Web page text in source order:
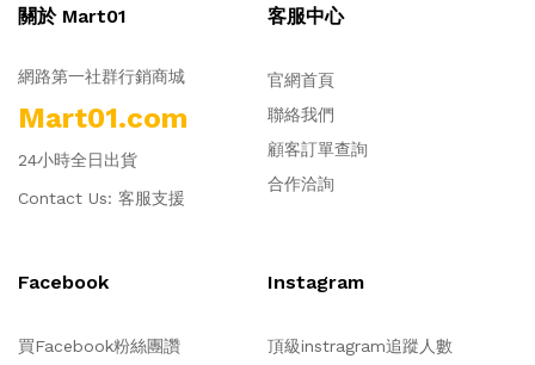
關於 Mart01
網路第一社群行銷商城
Mart01.com
24小時全日出貨
Contact Us: 客服支援
客服中心
官網首頁
聯絡我們
顧客訂單查詢
合作洽詢
Facebook
買Facebook粉絲團讚
Instagram
頂級instragram追蹤人數